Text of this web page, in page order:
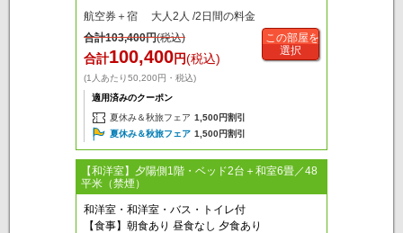
航空券＋宿 大人2人 /2日間の料金
合計103,400円(税込)
合計100,400円(税込)
(1人あたり50,200円・税込)
適用済みのクーポン
夏休み＆秋旅フェア 1,500円割引
夏休み＆秋旅フェア 1,500円割引
この部屋を
選択
【和洋室】夕陽側1階・ベッド2台＋和室6畳／48
平米（禁煙）
和洋室・和洋室・バス・トイレ付
【食事】朝食あり 昼食なし 夕食あり